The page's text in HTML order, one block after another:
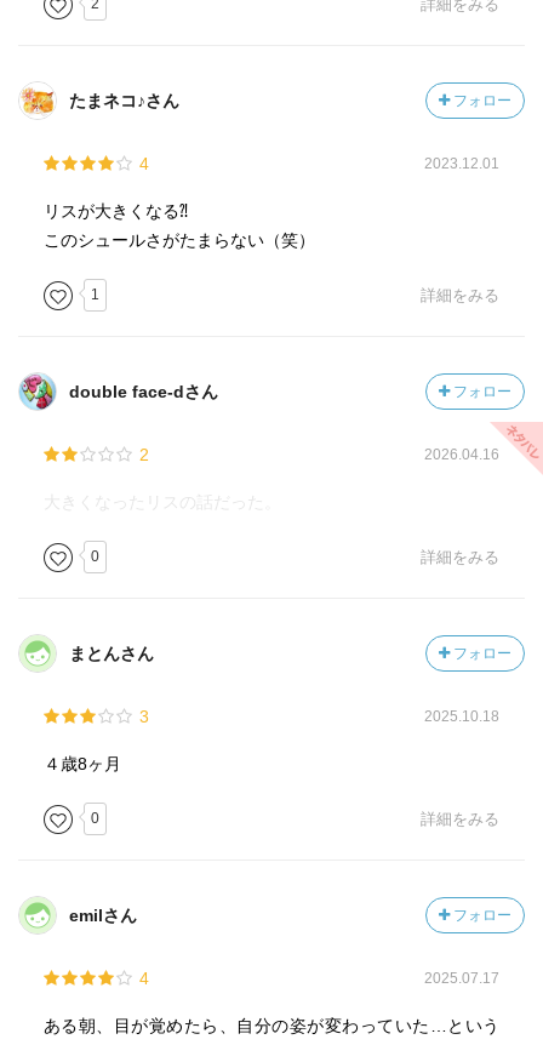
2 詳細をみる
たまネコ♪さん フォロー
4 2023.12.01
リスが大きくなる⁈
このシュールさがたまらない（笑）
1 詳細をみる
double face-dさん フォロー
2 2026.04.16
大きくなったリスの話だった。
0 詳細をみる
まとんさん フォロー
3 2025.10.18
４歳8ヶ月
0 詳細をみる
emilさん フォロー
4 2025.07.17
ある朝、目が覚めたら、自分の姿が変わっていた…という